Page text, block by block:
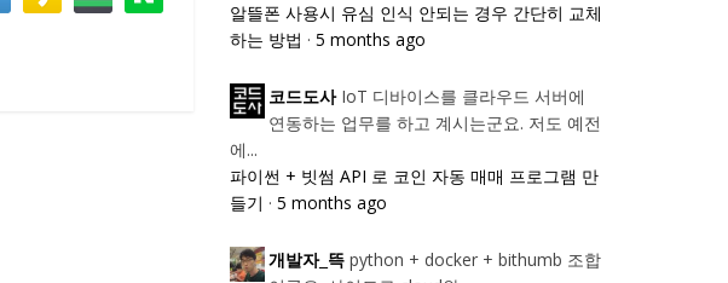
알뜰폰 사용시 유심 인식 안되는 경우 간단히 교체
하는 방법 · 5 months ago
코드도사 IoT 디바이스를 클라우드 서버에
연동하는 업무를 하고 계시는군요. 저도 예전
에...
파이썬 + 빗썸 API 로 코인 자동 매매 프로그램 만
들기 · 5 months ago
개발자_뜩 python + docker + bithumb 조합